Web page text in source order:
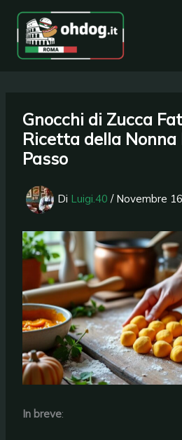
contenuto
Gnocchi di Zucca
Ricetta della Nonna
Passo
Di Luigi.40/ Novembre
In breve: